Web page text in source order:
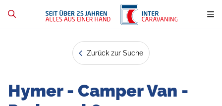
Zurück zur Suche
Hymer - Camper Van -